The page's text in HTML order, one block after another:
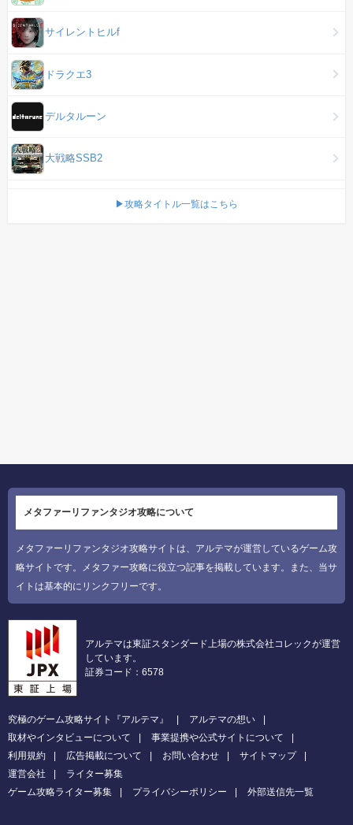
サイレントヒルf
ドラクエ3
デルタルーン
大戦略SSB2
▶攻略タイトル一覧はこちら
メタファーリファンタジオ攻略について
メタファーリファンタジオ攻略サイトは、アルテマが運営しているゲーム攻
略サイトです。メタファー攻略に役立つ記事を掲載しています。また、当サ
イトは基本的にリンクフリーです。
アルテマは東証スタンダード上場の株式会社コレックが運営
しています。
証券コード：6578
究極のゲーム攻略サイト『アルテマ』
アルテマの想い
取材やインタビューについて
事業提携や公式サイトについて
利用規約
広告掲載について お問い合わせ
サイトマップ
運営会社
ライター募集
ゲーム攻略ライター募集
プライバシーポリシー 外部送信先一覧